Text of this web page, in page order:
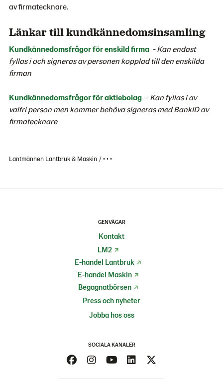
av firmatecknare.
Länkar till kundkännedomsinsamling
Kundkännedomsfrågor för enskild firma - Kan endast
fyllas i och signeras av personen kopplad till den enskilda
firman
Kundkännedomsfrågor för aktiebolag – Kan fyllas i av
valfri person men kommer behöva signeras med BankID av
firmatecknare
Lantmännen Lantbruk & Maskin • • •
GENVÄGAR
Kontakt
LM2
E-handel Lantbruk
E-handel Maskin
Begagnatbörsen
Press och nyheter
Jobba hos oss
SOCIALA KANALER